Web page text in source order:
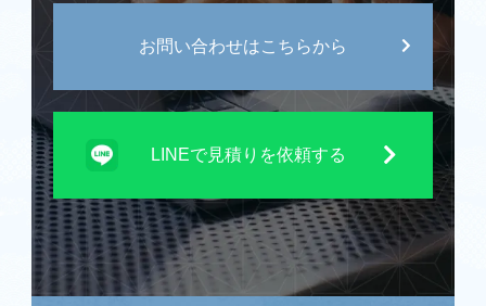
お問い合わせはこちらから
LINEで見積りを依頼する